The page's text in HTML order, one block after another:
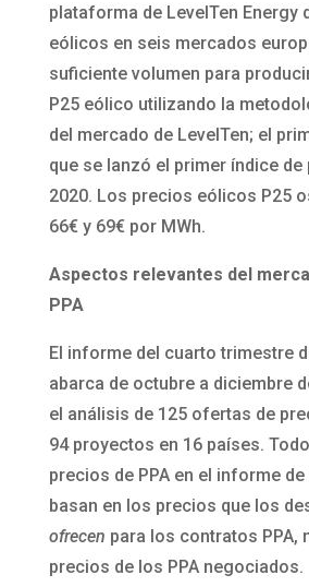
plataforma de LevelTen Energy
eólicos en seis mercados
suficiente volumen para
P25 eólico utilizando la
del mercado de LevelTen; el
que se lanzó el primer índice de
2020. Los precios eólicos P25
66€ y 69€ por MWh.
Aspectos relevantes del
PPA
El informe del cuarto trimestre
abarca de octubre a diciembre
el análisis de 125 ofertas de
94 proyectos en 16 países.
precios de PPA en el informe de
basan en los precios que los
ofrecen para los contratos PPA,
precios de los PPA negociados.